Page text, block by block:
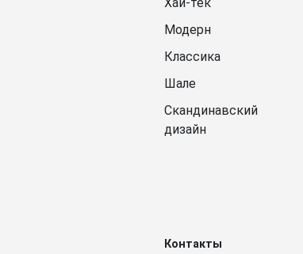
Модерн
Классика
Шале
Скандинавский
дизайн
Контакты